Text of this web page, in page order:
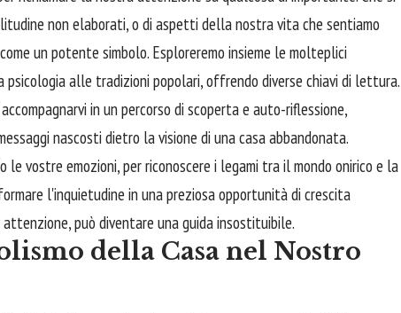
non elaborati, o di aspetti della nostra vita che sentiamo
un potente simbolo. Esploreremo insieme le molteplici
alle tradizioni popolari, offrendo diverse chiavi di lettura.
in un percorso di scoperta e auto-riflessione,
nascosti dietro la visione di una casa abbandonata.
le vostre emozioni, per riconoscere i legami tra il mondo onirico e la
l'inquietudine in una preziosa opportunità di crescita
può diventare una guida insostituibile.
della Casa nel Nostro